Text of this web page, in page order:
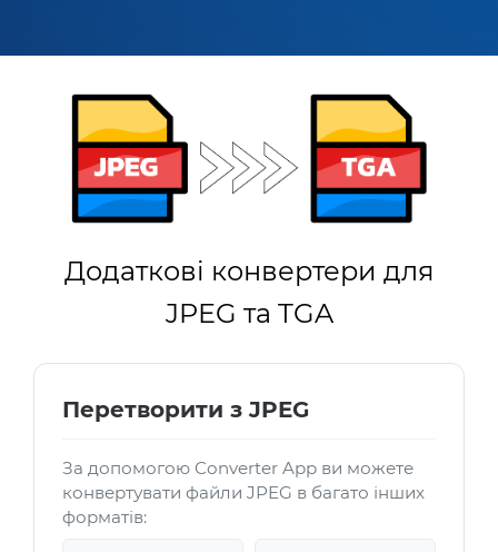
Додаткові конвертери для
JPEG та TGA
Перетворити з JPEG
За допомогою Converter App ви можете
конвертувати файли JPEG в багато інших
форматів: